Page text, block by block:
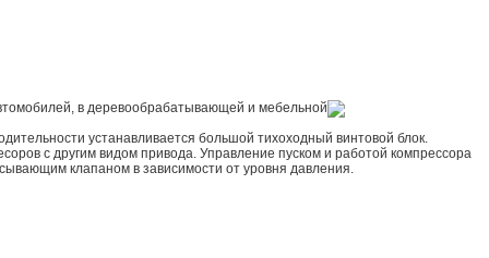
в деревообрабатывающей и мебельной
устанавливается большой тихоходный винтовой блок.
с другим видом привода. Управление пуском и работой компрессора
клапаном в зависимости от уровня давления.